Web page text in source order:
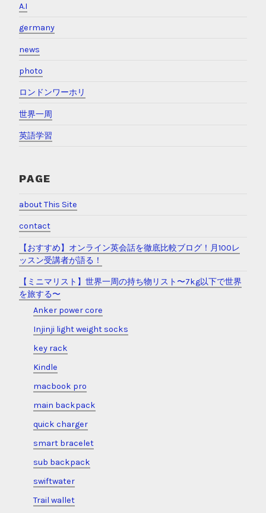
A.I
germany
news
photo
ロンドンワーホリ
世界一周
英語学習
PAGE
about This Site
contact
【おすすめ】オンライン英会話を徹底比較ブログ！月100レ
ッスン受講者が語る！
【ミニマリスト】世界一周の持ち物リスト〜7kg以下で世界
を旅する〜
Anker power core
Injinji light weight socks
key rack
Kindle
macbook pro
main backpack
quick charger
smart bracelet
sub backpack
swiftwater
Trail wallet